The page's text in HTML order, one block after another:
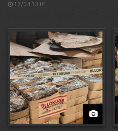
12/04 13:01